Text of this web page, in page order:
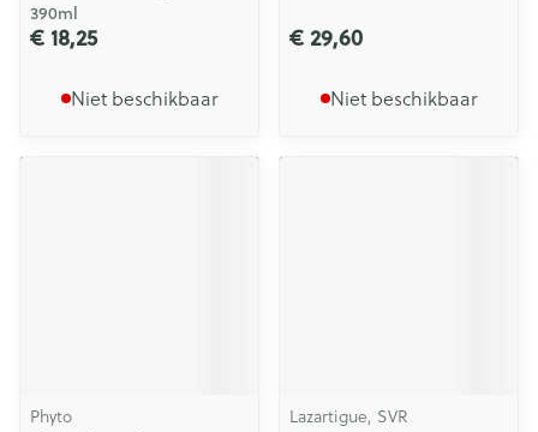
390ml
€ 18,25
Niet beschikbaar
€ 29,60
Niet beschikbaar
Phyto Lazartigue, SVR